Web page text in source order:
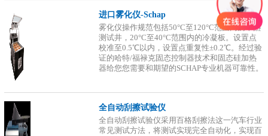
进口雾化仪-Schap
雾化仪操作规范包括50°C至120°C范围内的干热
测试井，20°C至40°C范围内的冷凝板。设置点
校准至0.5℃以内，设置点重复性±0.2℃。经过验
证的哈特/福禄克固态控制器技术和固态硅加热
器给您您需要和期望的SCHAP专业机器可靠性。
全自动刮擦试验仪
全自动刮擦试验仪采用百格刮擦法这一汽车行业
常见测试方法，将测试实现完全自动化，实现百